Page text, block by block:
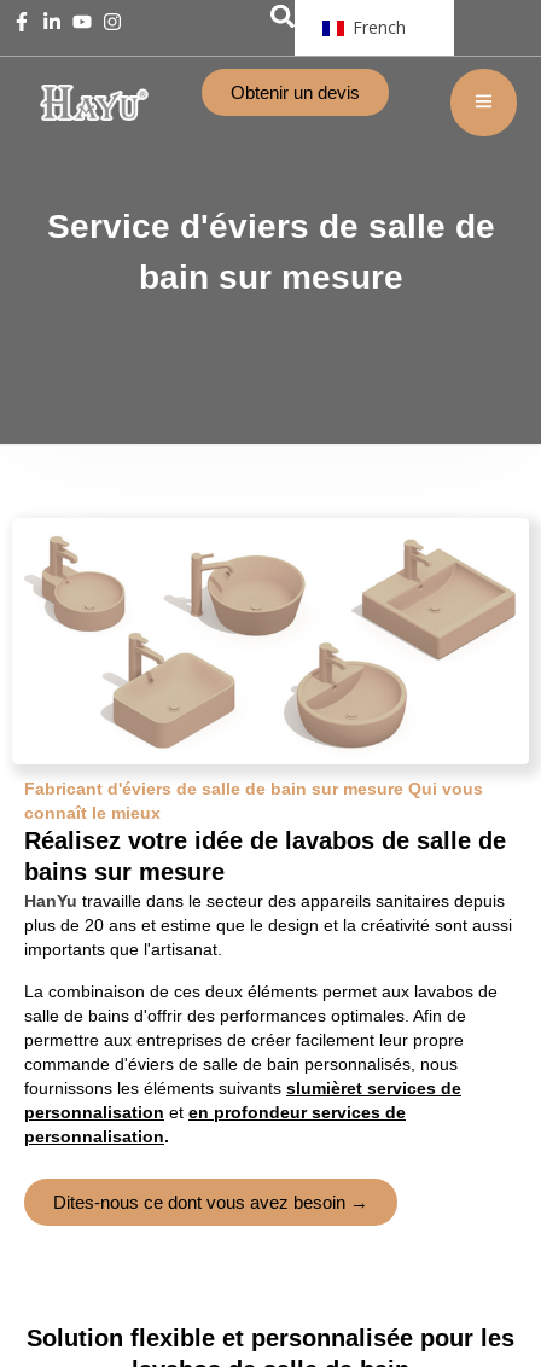
French
Obtenir un devis
Service d'éviers de salle de
bain sur mesure
Fabricant d'éviers de salle de bain sur mesure Qui vous
connaît le mieux
Réalisez votre idée de lavabos de salle de
bains sur mesure
HanYu travaille dans le secteur des appareils sanitaires depuis
plus de 20 ans et estime que le design et la créativité sont aussi
importants que l'artisanat.
La combinaison de ces deux éléments permet aux lavabos de
salle de bains d'offrir des performances optimales. Afin de
permettre aux entreprises de créer facilement leur propre
commande d'éviers de salle de bain personnalisés, nous
fournissons les éléments suivants slumièret services de
personnalisation et en profondeurservices de
personnalisation.
Dites-nous ce dont vous avez besoin →
Solution flexible et personnalisée pour les